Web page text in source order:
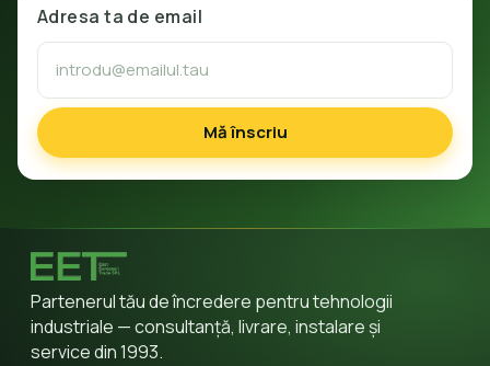
Adresa ta de email
Mă înscriu
Partenerul tău de încredere pentru tehnologii
industriale — consultanță, livrare, instalare și
service din 1993.